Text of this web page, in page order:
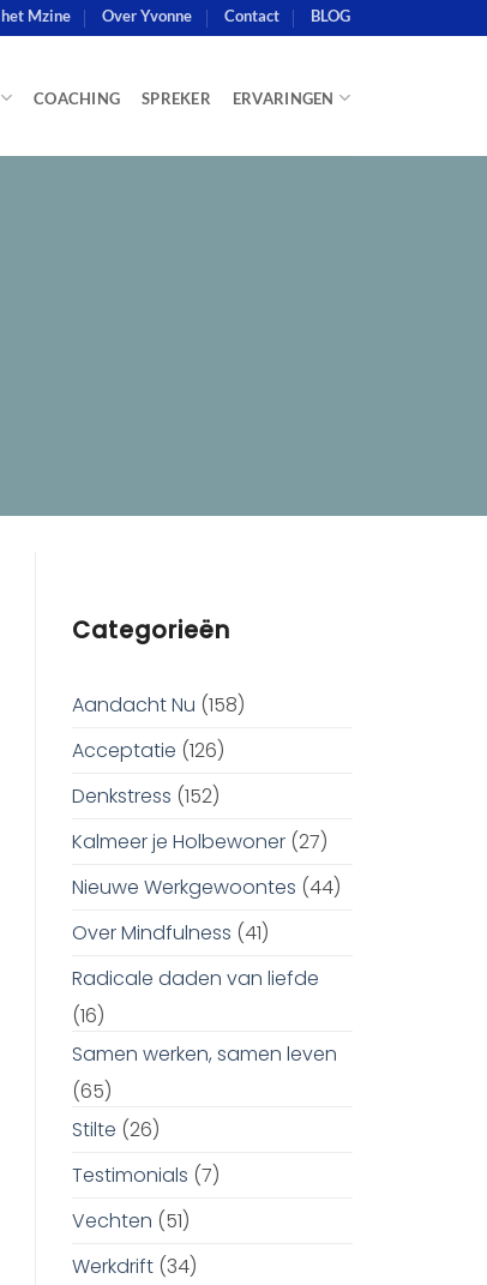
Mzine Over Yvonne Contact BLOG
COACHING SPREKER ERVARINGEN
Categorieën
Aandacht Nu (158)
Acceptatie (126)
Denkstress (152)
Kalmeer je Holbewoner (27)
Nieuwe Werkgewoontes (44)
Over Mindfulness (41)
Radicale daden van liefde
(16)
Samen werken, samen leven
(65)
Stilte (26)
Testimonials (7)
Vechten (51)
Werkdrift (34)